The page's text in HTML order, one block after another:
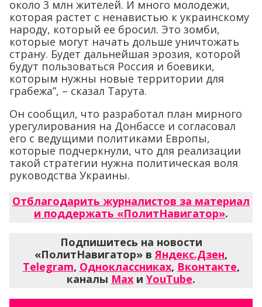
около 3 млн жителей. И много молодежи,
которая растет с ненавистью к украинскому
народу, который ее бросил. Это зомби,
которые могут начать дольше уничтожать
страну. Будет дальнейшая эрозия, которой
будут пользоваться Россия и боевики,
которым нужны новые территории для
грабежа”, – сказал Тарута.
Он сообщил, что разработал план мирного
урегулирования на Донбассе и согласовал
его с ведущими политиками Европы,
которые подчеркнули, что для реализации
такой стратегии нужна политическая воля
руководства Украины.
Отблагодарить журналистов за материал
и поддержать «ПолитНавигатор».
Подпишитесь на новости
«ПолитНавигатор» вЯндекс.Дзен,
Telegram, Одноклассниках, Вконтакте,
каналы Max и YouTube.